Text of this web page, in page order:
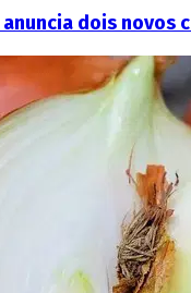
anuncia dois novos